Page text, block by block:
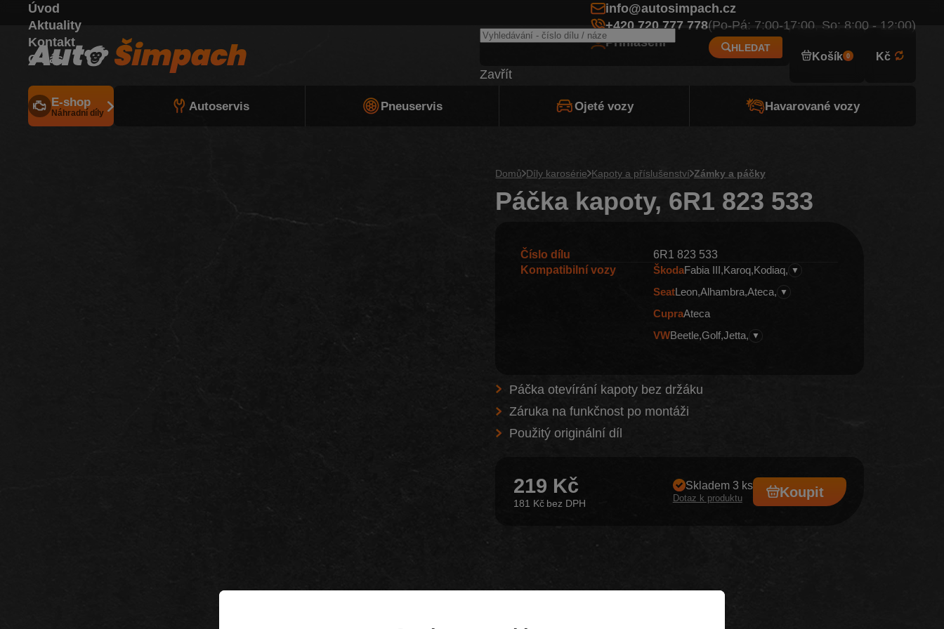
Úvod
Aktuality
Kontakt
O nás
info@autosimpach.cz
+420 720 777 778(Po-Pá: 7:00-17:00, So: 8:00 - 12:00)
Přihlášení
E-shop
Náhradní díly Autoservis Pneuservis Ojeté vozy Havarované vozy
HLEDAT
Zavřít
Košík 0 Kč
Domů Díly karosérie Kapoty a příslušenství Zámky a páčky
Páčka kapoty, 6R1 823 533
Číslo dílu
6R1 823 533
Kompatibilní vozy
ŠkodaFabia III Karoq Kodiaq ▼
SeatLeon Alhambra Ateca ▼
CupraAteca
VWBeetle Golf Jetta ▼
Páčka otevírání kapoty bez držáku
Záruka na funkčnost po montáži
Použitý originální díl
219 Kč
181 Kč
Skladem 3 ks
Dotaz k produktu Koupit